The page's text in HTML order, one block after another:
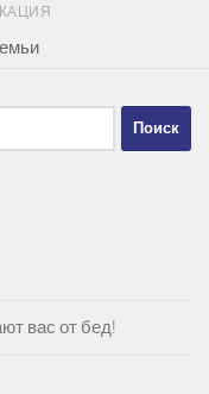
вас от бед!